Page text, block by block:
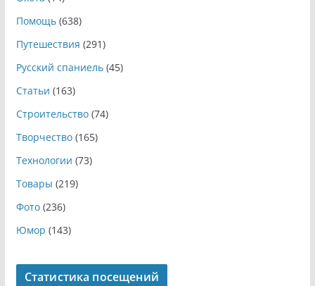
Помощь(638)
Путешествия (291)
Русский спаниель(45)
Статьи (163)
Строительство(74)
Творчество(165)
Технологии (73)
Товары (219)
Фото(236)
Юмор (143)
Статистика посещений